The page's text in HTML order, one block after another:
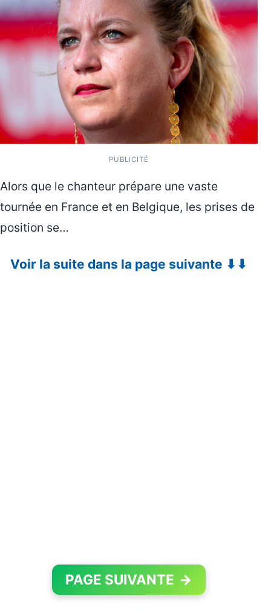
PUBLICITÉ
Alors que le chanteur prépare une vaste
tournée en France et en Belgique, les prises de
position se…
Voir la suite dans la page suivante ⬇⬇
PAGE SUIVANTE →